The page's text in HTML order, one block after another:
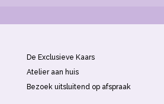
De Exclusieve Kaars
Atelier aan huis
Bezoek uitsluitend op afspraak